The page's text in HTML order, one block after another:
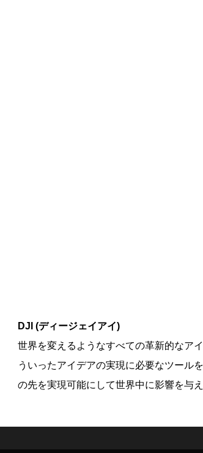
DJI (ディージェイアイ)
世界を変えるようなすべての革新的なア
ういったアイデアの実現に必要なツール
の先を実現可能にして世界中に影響を与え